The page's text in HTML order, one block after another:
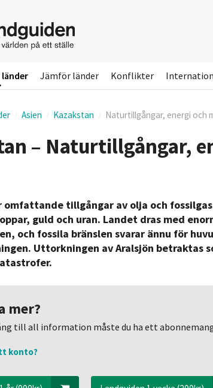
länder Jämför länder Konflikter
Asien Kazakstan Naturtillgångar, energi och
– Naturtillgångar,
omfattande tillgångar av olja och
guld och uran. Landet dras med
och fossila bränslen svarar ännu för
Uttorkningen av Aralsjön betraktas
mer?
till all information måste du ha ett
konto?